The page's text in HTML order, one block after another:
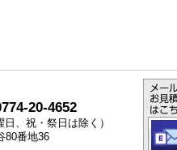
20-4652
、祝・祭日は除く）
80番地36